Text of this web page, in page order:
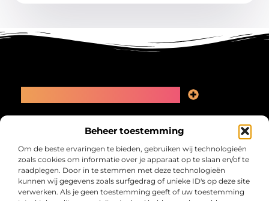
Beheer toestemming
Om de beste ervaringen te bieden, gebruiken wij technologieën
zoals cookies om informatie over je apparaat op te slaan en/of te
raadplegen. Door in te stemmen met deze technologieën
kunnen wij gegevens zoals surfgedrag of unieke ID's op deze site
verwerken. Als je geen toestemming geeft of uw toestemming